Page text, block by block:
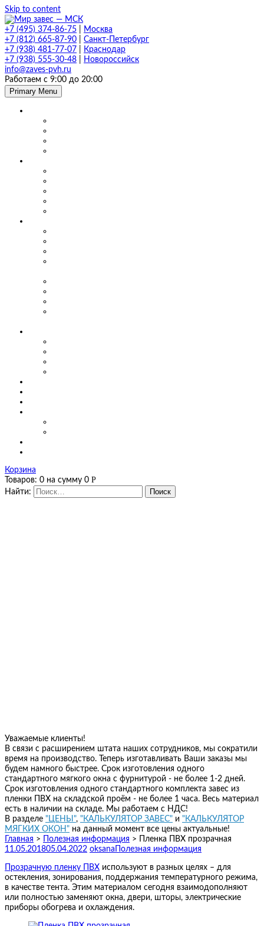
Skip to content
+7 (495) 374-86-75
Москва
+7 (812) 665-87-90
Санкт-Петербург
+7 (938) 481-77-07
Краснодар
+7 (938) 555-30-48
Новороссийск
info@zaves-pvh.ru
Работаем с 9:00 до 20:00
Primary Menu
Корзина
Товаров: 0 на сумму 0 Р
Найти:
Уважаемые клиенты!
В связи с расширением штата наших сотрудников, мы сократили
время на производство. Теперь изготавливать Ваши заказы мы
будем намного быстрее. Срок изготовления одного
стандартного мягкого окна с фурнитурой - не более 1-2 дней.
Срок изготовления одного стандартного комплекта завес из
пленки ПВХ на складской проём - не более 1 часа. Весь материал
есть в наличии на складе. Мы работаем с НДС!
В разделе "ЦЕНЫ", "КАЛЬКУЛЯТОР ЗАВЕС" и "КАЛЬКУЛЯТОР
МЯГКИХ ОКОН" на данный момент все цены актуальные!
Главная > Полезная информация >
Пленка ПВХ прозрачная
11.05.201805.04.2022 oksana Полезная информация
Прозрачную пленку ПВХ используют в разных целях – для
остекления, зонирования, поддержания температурного режима,
в качестве тента. Этим материалом сегодня взаимодополняют
или полностью заменяют окна, двери, шторы, электрические
приборы обогрева и охлаждения.